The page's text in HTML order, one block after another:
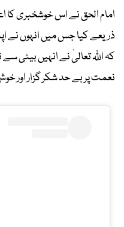
امام الحق نے اس خوشخبری کا
ذریعے کیا جس میں انہوں نے
کہ اللّٰہ تعالیٰ نے انہیں بیٹی
نعمت پر بے حد شکر گزار اور